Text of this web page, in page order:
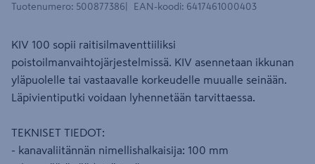
Tuotenumero: 500877386 EAN-koodi: 6417461000403
KIV 100 sopii raitisilmaventtiiliksi
poistoilmanvaihtojärjestelmissä. KIV asennetaan ikkunan
yläpuolelle tai vastaavalle korkeudelle muualle seinään.
Läpivientiputki voidaan lyhennetään tarvittaessa.
TEKNISET TIEDOT:
- kanavaliitännän nimellishalkaisija: 100 mm